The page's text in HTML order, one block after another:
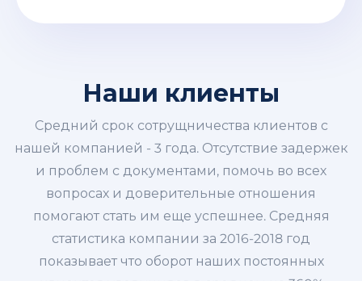
Наши клиенты
Средний срок сотрущничества клиентов с
нашей компанией - 3 года. Отсутствие задержек
и проблем с документами, помочь во всех
вопросах и доверительные отношения
помогают стать им еще успешнее. Средняя
статистика компании за 2016-2018 год
показывает что оборот наших постоянных